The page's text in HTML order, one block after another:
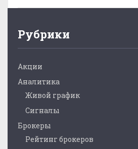
Рубрики
Акции
Аналитика
Живой график
Сигналы
Брокеры
Рейтинг брокеров